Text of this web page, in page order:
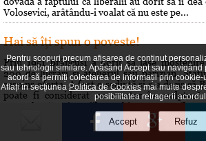
Volosevici, arâtându-i voalat că nu este pe...
Hai să îţi spun o poveste!
Prin 1951 Brâncusi a dorit să lase
200 de lucrări si atelierul său parizian.
respins oferta. A fost o sedinţă si s-a decis că
poate fi considerat un creator în sculptură
"speculează prin mijloace bizare gusturile
societăţii burgheze". Cei care au hotărât asta au
Pentru scopuri precum afișarea de conținut
sau tehnologii similare. Apăsând Accept sau navigând
acord să permiți colectarea de informații prin
Aflați în secțiunea Politica de Cookiesmai multe
posibilitatea retragerii